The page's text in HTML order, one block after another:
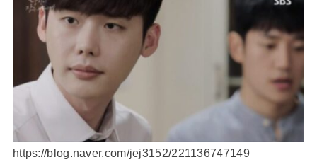
https://blog.naver.com/jej3152/221136747149